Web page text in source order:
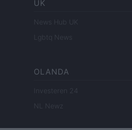
UK
News Hub UK
Lgbtq News
OLANDA
Investeren 24
NL Newz